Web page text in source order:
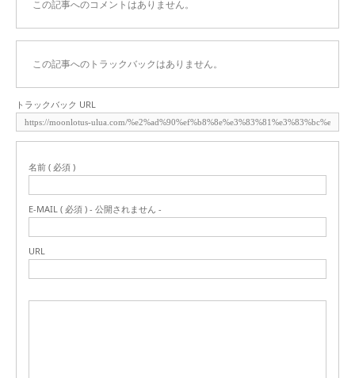
この記事へのコメントはありません。
この記事へのトラックバックはありません。
トラックバック URL
名前 ( 必須 )
E-MAIL ( 必須 ) - 公開されません -
URL